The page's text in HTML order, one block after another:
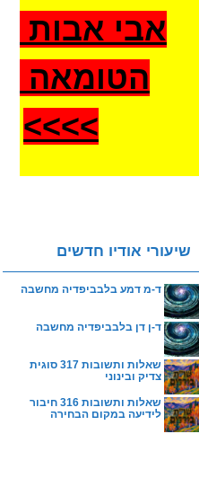
אבי אבות
הטומאה
>>>
>
שיעורי אודיו חדשים
ד-מ דמע בלבביפדיה מחשבה
ד-ן דן בלבביפדיה מחשבה
שאלות ותשובות 317 סוגית
צדיק ובינוני
שאלות ותשובות 316 חיבור
לידיעה במקום הבחירה